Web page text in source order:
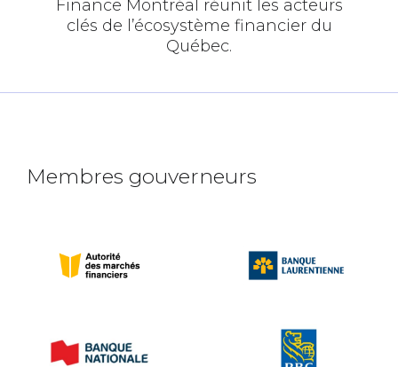
Finance Montréal réunit les acteurs
clés de l’écosystème financier du
Québec.
Membres gouverneurs